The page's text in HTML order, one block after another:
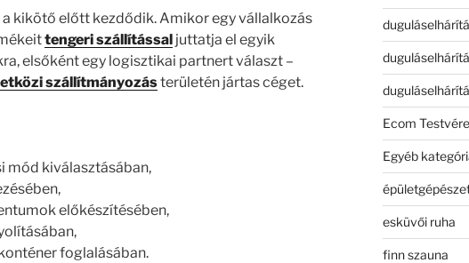
kikötő előtt kezdődik. Amikor egy vállalkozás
tengeri szállítással juttatja el egyik
elsőként egy logisztikai partnert választ –
szállítmányozásterületén jártas céget.
mód kiválasztásában,
előkészítésében,
foglalásában.
Ecom
Egyéb
esküvői ruha
finn szauna